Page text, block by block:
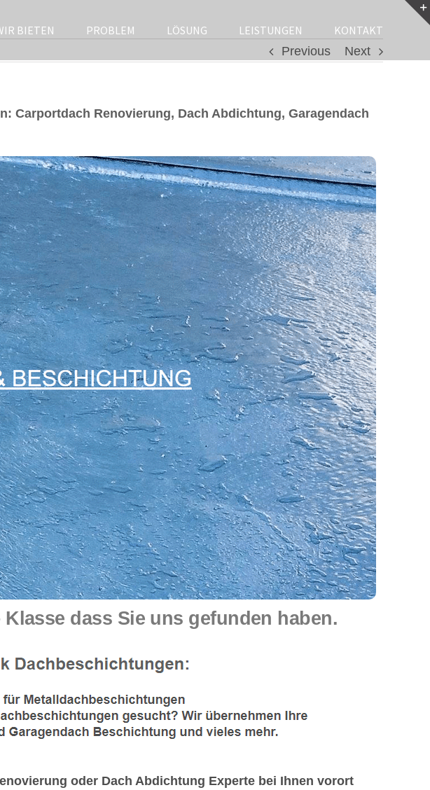
BIETEN PROBLEM LÖSUNG LEISTUNGEN
KONTAKT
Previous
Next
Carportdach Renovierung, Dach Abdichtung, Garagendach
dass Sie uns gefunden haben.
oder Dach Abdichtung Experte bei Ihnen vorort